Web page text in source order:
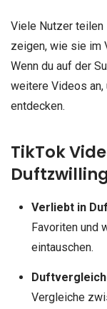
Viele Nutzer teilen
zeigen, wie sie im
Wenn du auf der
weitere Videos
entdecken.
TikTok
Verliebt in
Favoriten und
eintauschen.
Vergleiche